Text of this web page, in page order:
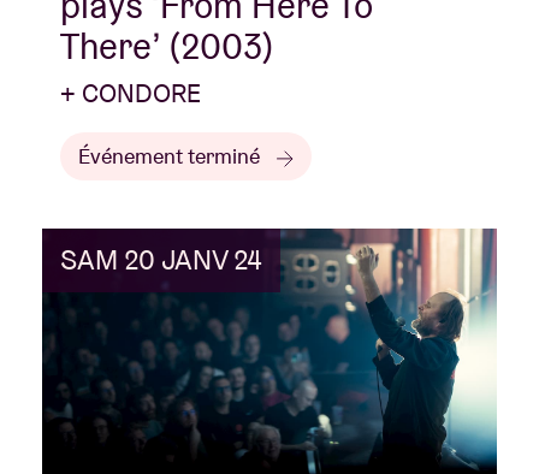
There’ (2003)
+ CONDORE
Événement terminé
SAM 20 JANV 24